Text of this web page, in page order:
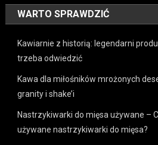
WARTO SPRAWDZIĆ
Kawiarnie z historią: legendarni
trzeba odwiedzić
Kawa dla miłośników mrożonych
granity i shake’i
Nastrzykiwarki do mięsa używane –
używane nastrzykiwarki do mięsa?